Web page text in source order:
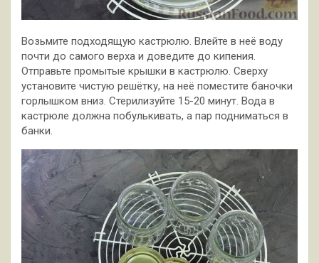
Возьмите подходящую кастрюлю. Влейте в неё воду
почти до самого верха и доведите до кипения.
Отправьте промытые крышки в кастрюлю. Сверху
установите чистую решётку, на неё поместите баночки
горлышком вниз. Стерилизуйте 15-20 минут. Вода в
кастрюле должна побулькивать, а пар подниматься в
банки.